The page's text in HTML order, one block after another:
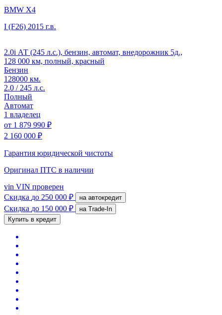
BMW X4
I (F26) 2015 г.в.
2.0i АТ (245 л.с.), бензин, автомат, внедорожник 5д.,
128 000 км, полный, красный
Бензин
128000 км.
2.0 / 245 л.с.
Полный
Автомат
1 владелец
от 1 879 990 ₽
2 160 000 ₽
Гарантия юридической чистоты
Оригинал ПТС в наличии
vin VIN проверен
Скидка до 250 000 ₽ на автокредит
Скидка до 150 000 ₽
на Trade-In
Купить в кредит